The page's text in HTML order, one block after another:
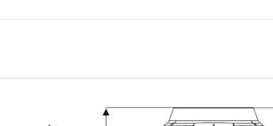
左右键锁住水平垂直扫描复位，可支持灯具在飞机箱内即完成复位检测